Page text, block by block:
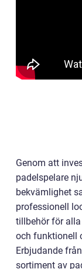
Genom att
padelspelare
bekvämlighet
professionell
tillbehör för
och funktionell
Erbjudande
sortiment av